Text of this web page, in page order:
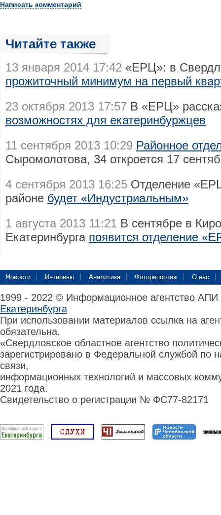
Написать комментарий
Читайте также
13 января 2014 17:42 «ЕРЦ»: в
прожиточный минимум на первый
23 октября 2013 17:57 В «ЕРЦ»
возможностях для екатеринбуржцев
11 сентября 2013 10:29 Районное
Сыромолотова, 34 откроется 17
4 сентября 2013 16:25 Отделение
районе будет «Индустриальным»
1 августа 2013 11:21 В сентябре в
Екатеринбурга появится отделение
Новости Интервью Аналитика Фоторепортаж О нас
1999 - 2022 © Информационное агентство
Екатеринбурга
При использовании материалов ссылка на
обязательна.
«Свердловское областное агентство
зарегистрировано в Федеральной службой по
связи,
информационных технологий и массовых
2021 года.
Свидетельство о регистрации № ФС77-82171